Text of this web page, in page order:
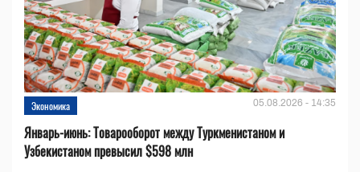
Экономика 05.08.2026 - 14:35
Январь-июнь: Товарооборот между Туркменистаном и
Узбекистаном превысил $598 млн